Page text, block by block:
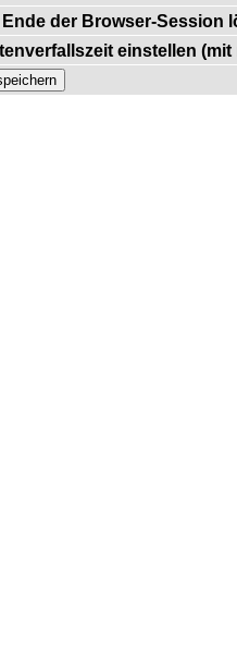
Ende der Browser-Session
einstellen